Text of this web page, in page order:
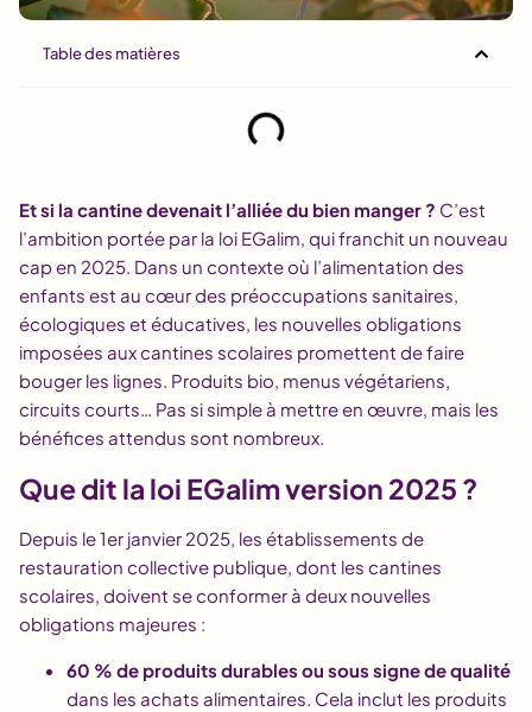
Table des matières
Et si la cantine devenait l’alliée du bien manger ? C’est
l’ambition portée par la loi EGalim, qui franchit un nouveau
cap en 2025. Dans un contexte où l’alimentation des
enfants est au cœur des préoccupations sanitaires,
écologiques et éducatives, les nouvelles obligations
imposées aux cantines scolaires promettent de faire
bouger les lignes. Produits bio, menus végétariens,
circuits courts… Pas si simple à mettre en œuvre, mais les
bénéfices attendus sont nombreux.
Que dit la loi EGalim version 2025 ?
Depuis le 1er janvier 2025, les établissements de
restauration collective publique, dont les cantines
scolaires, doivent se conformer à deux nouvelles
obligations majeures :
60 % de produits durables ou sous signe de qualité
dans les achats alimentaires. Cela inclut les produits